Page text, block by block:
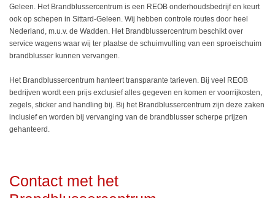
Geleen. Het Brandblussercentrum is een REOB onderhoudsbedrijf en keurt
ook op schepen in Sittard-Geleen. Wij hebben controle routes door heel
Nederland, m.u.v. de Wadden. Het Brandblussercentrum beschikt over
service wagens waar wij ter plaatse de schuimvulling van een sproeischuim
brandblusser kunnen vervangen.
Het Brandblussercentrum hanteert transparante tarieven. Bij veel REOB
bedrijven wordt een prijs exclusief alles gegeven en komen er voorrijkosten,
zegels, sticker and handling bij. Bij het Brandblussercentrum zijn deze zaken
inclusief en worden bij vervanging van de brandblusser scherpe prijzen
gehanteerd.
Contact met het